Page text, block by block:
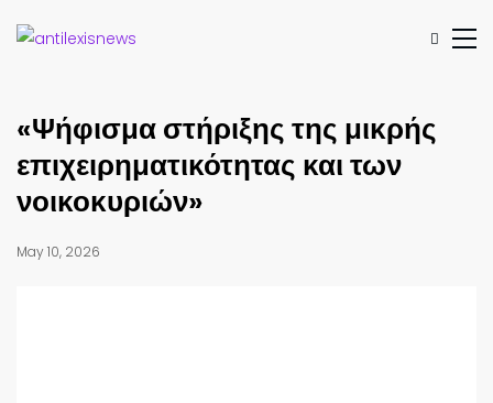
«Ψήφισμα στήριξης της μικρής
επιχειρηματικότητας και των
νοικοκυριών»
May 10, 2026